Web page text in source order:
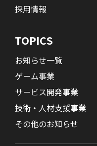
採用情報
TOPICS
お知らせ一覧
ゲーム事業
サービス開発事業
技術・人材支援事業
その他のお知らせ